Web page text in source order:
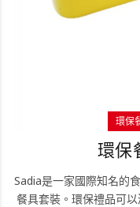
環保
環保
Sadia是一家國際知名的
餐具套裝。環保禮品可